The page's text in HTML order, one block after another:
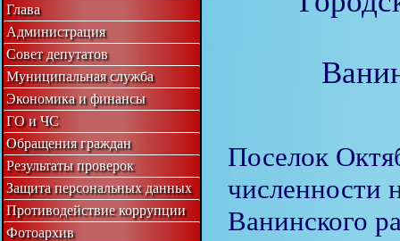
Глава
Администрация
Совет депутатов
Муниципальная служба
Экономика и финансы
ГО и ЧС
Обращения граждан
Результаты проверок
Защита персональных данных
Противодействие коррупции
Фотоархив
Поселок
численности
Ванинского